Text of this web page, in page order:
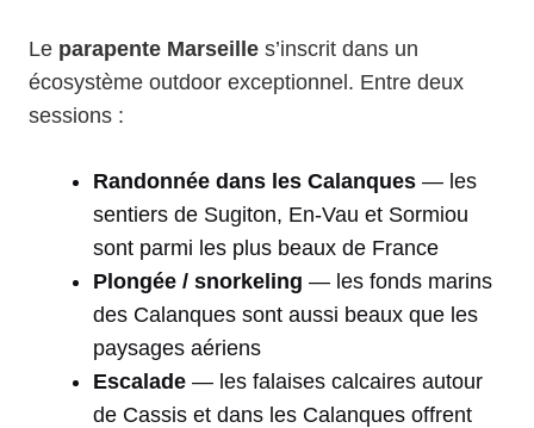
Le parapente Marseille s’inscrit dans un
écosystème outdoor exceptionnel. Entre deux
sessions :
Randonnée dans les Calanques — les
sentiers de Sugiton, En-Vau et Sormiou
sont parmi les plus beaux de France
Plongée / snorkeling — les fonds marins
des Calanques sont aussi beaux que les
paysages aériens
Escalade — les falaises calcaires autour
de Cassis et dans les Calanques offrent